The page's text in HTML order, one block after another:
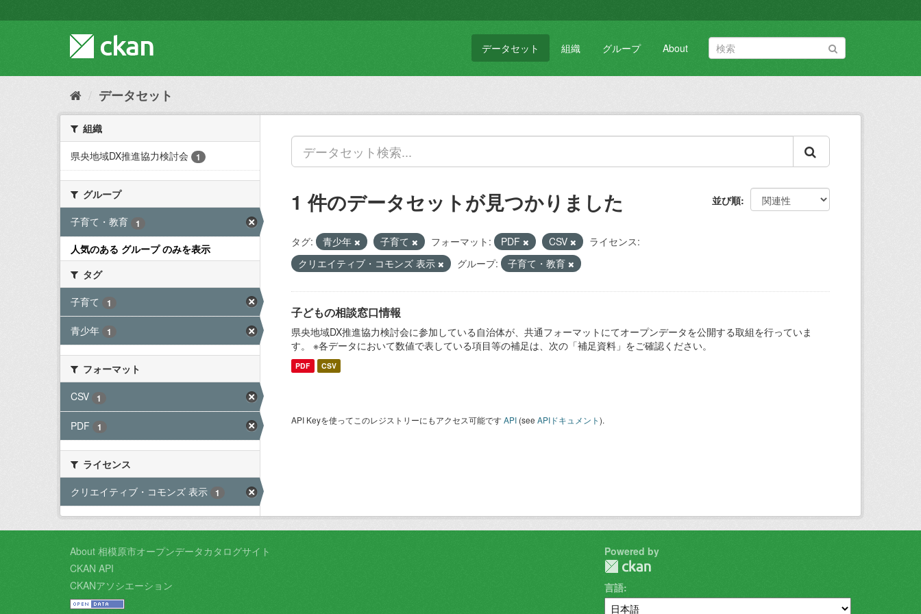
キ
て
データセット 組織 グループ About
データセット
組織
県央地域DX推進協力検討会
1
グループ
子育て・教育
1
人気のある グループ のみを表示
タグ
子育て
1
青少年 1
フォーマット
CSV
1
PDF 1
ライセンス
クリエイティブ・コモンズ 表示
1
並び順
1 件のデータセットが見つかりました
タグ: 青少年 子育て フォーマット: PDF CSV
ライセンス:
クリエイティブ・コモンズ 表示
グループ: 子育て・教育
子どもの相談窓口情報
県央地域DX推進協力検討会に参加している自治体が、共通フォーマットにてオープンデータを公開する取組を行っていま
す。 ※各データにおいて数値で表している項目等の補足は、次の「補足資料」をご確認ください。
PDF CSV
API Keyを使ってこのレジストリーにもアクセス可能ですAPI (see APIドキュメント).
About 相模原市オープンデータカタログサイト
CKAN API
CKANアソシエーション
Powered by
言語